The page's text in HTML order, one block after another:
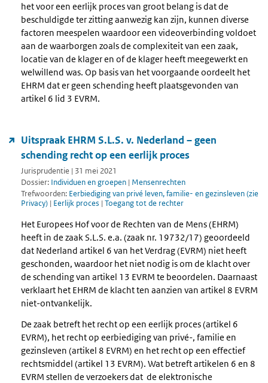
het voor een eerlijk proces van groot belang is dat de
beschuldigde ter zitting aanwezig kan zijn, kunnen diverse
factoren meespelen waardoor een videoverbinding voldoet
aan de waarborgen zoals de complexiteit van een zaak,
locatie van de klager en of de klager heeft meegewerkt en
welwillend was. Op basis van het voorgaande oordeelt het
EHRM dat er geen schending heeft plaatsgevonden van
artikel 6 lid 3 EVRM.
Uitspraak EHRM S.L.S. v. Nederland – geen
schending recht op een eerlijk proces
Jurisprudentie | 31 mei 2021
Dossier: Individuen en groepen | Mensenrechten
Trefwoorden: Eerbiediging van privé leven, familie- en gezinsleven (zie
Privacy) | Eerlijk proces | Toegang tot de rechter
Het Europees Hof voor de Rechten van de Mens (EHRM)
heeft in de zaak S.L.S. e.a. (zaak nr. 19732/17) geoordeeld
dat Nederland artikel 6 van het Verdrag (EVRM) niet heeft
geschonden, waardoor het niet nodig is om de klacht over
de schending van artikel 13 EVRM te beoordelen. Daarnaast
verklaart het EHRM de klacht ten aanzien van artikel 8 EVRM
niet-ontvankelijk.
De zaak betreft het recht op een eerlijk proces (artikel 6
EVRM), het recht op eerbiediging van privé-, familie en
gezinsleven (artikel 8 EVRM) en het recht op een effectief
rechtsmiddel (artikel 13 EVRM). Wat betreft artikelen 6 en 8
EVRM stellen de verzoekers dat de elektronische